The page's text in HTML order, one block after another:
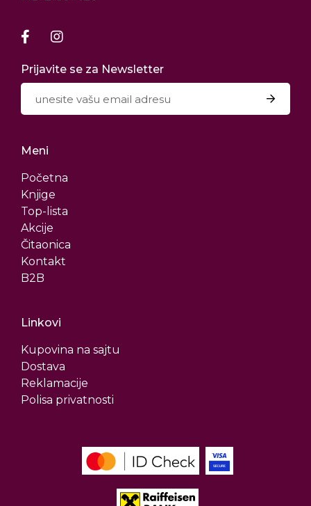
Prijavite se za Newsletter
Meni
Početna
Knjige
Top-lista
Akcije
Čitaonica
Kontakt
B2B
Linkovi
Kupovina na sajtu
Dostava
Reklamacije
Polisa privatnosti